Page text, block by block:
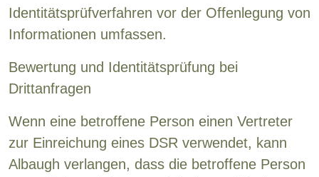
Identitätsprüfverfahren vor der Offenlegung von
Informationen umfassen.
Bewertung und Identitätsprüfung bei
Drittanfragen
Wenn eine betroffene Person einen Vertreter
zur Einreichung eines DSR verwendet, kann
Albaugh verlangen, dass die betroffene Person